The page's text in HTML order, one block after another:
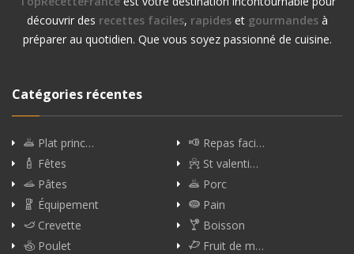
découvrir des recettes faciles, rapideset gourmandesà
préparer au quotidien. Que vous soyez passionné de cuisine.
Catégories récentes
Plat princ…
Repas faci…
Fêtes
St valenti…
Pâtes
Porc
Équipement
Pain
Crevette
Boisson
Poulet
Fruit de m…